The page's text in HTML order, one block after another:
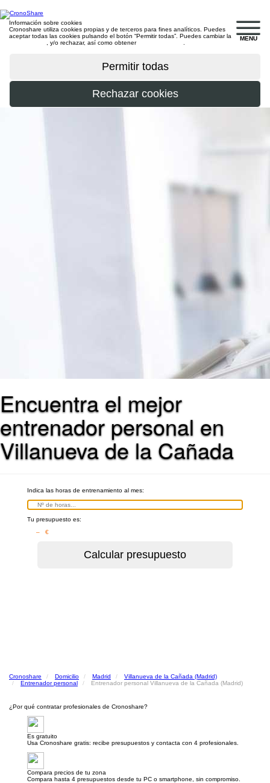
MENU
Información sobre cookies
Cronoshare utiliza cookies propias y de terceros para fines analíticos. Puedes
aceptar todas las cookies pulsando el botón “Permitir todas”. Puedes cambiar la
, y/o rechazar, así como obtener
Encuentra el mejor
entrenador personal en
Villanueva de la Cañada
Indica las horas de entrenamiento al mes:
Tu presupuesto es:
– €
Cronoshare Domicilio Madrid
Villanueva de la Cañada (Madrid)
Entrenador personal
Entrenador personal Villanueva de la Cañada (Madrid)
¿Por qué contratar profesionales de Cronoshare?
Es gratuito
Usa Cronoshare gratis: recibe presupuestos y contacta con 4 profesionales.
Compara precios de tu zona
Compara hasta 4 presupuestos desde tu PC o smartphone, sin compromiso.